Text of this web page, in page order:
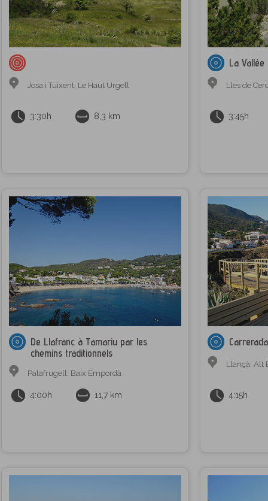
Josa i Tuixent, Le Haut Urgell
3:30h 8,3 km
La
Lles de
3:45h
De Llafranc à Tamariu par les
chemins traditionnels
Palafrugell, Baix Empordà
4:00h 11,7 km
Llançà, Alt
4:15h